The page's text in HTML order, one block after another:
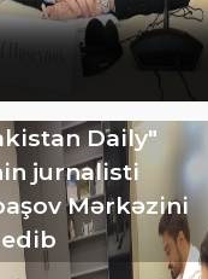
Daily"
jurnalisti
Mərkəzini